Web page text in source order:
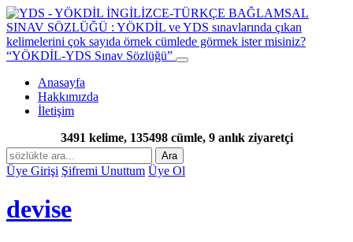
“YÖKDİL-YDS Sınav Sözlüğü”
Anasayfa
Hakkımızda
İletişim
3491 kelime, 135498 cümle, 9 anlık ziyaretçi
Ara
Üye Girişi Şifremi Unuttum Üye Ol
devise